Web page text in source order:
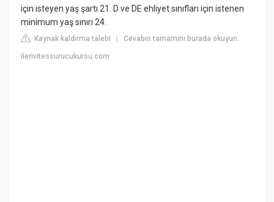
için isteyen yaş şartı 21. D ve DE ehliyet sınıfları için istenen
minimum yaş sınırı 24.
Kaynak kaldırma talebi |Cevabın tamamını burada okuyun:
ilerivitessurucukursu.com